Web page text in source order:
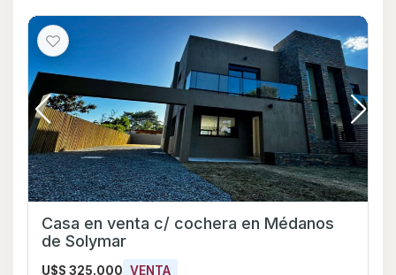
Casa en venta c/ cochera en Médanos
de Solymar
U$S 325.000 VENTA